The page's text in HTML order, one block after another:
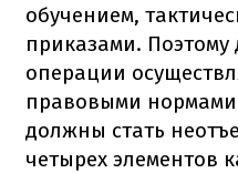
обучением,
приказами. Поэтому
операции
правовыми
должны стать
четырех элементов